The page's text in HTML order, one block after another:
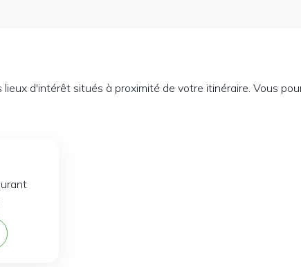
d'intérêt situés à proximité de votre itinéraire. Vous